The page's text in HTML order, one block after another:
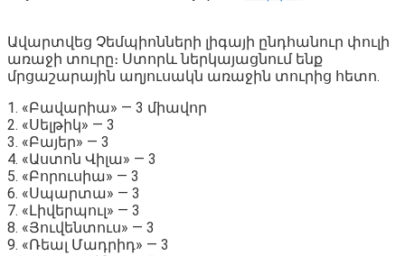
Ավարտվեց Չեմպիոնների լիգայի ընդհանուր փուլի
առաջի տուրը։ Ստորև ներկայացնում ենք
մրցաշարային աղյուսակն առաջին տուրից հետո․
1․ «Բավարիա» — 3 միավոր
2․ «Սելթիկ» — 3
3․ «Բայեր» — 3
4․ «Աստոն Վիլա» — 3
5․ «Բորուսիա» — 3
6․ «Սպարտա» — 3
7․ «Լիվերպուլ» — 3
8․ «Յուվենտուս» — 3
9․ «Ռեալ Մադրիդ» — 3